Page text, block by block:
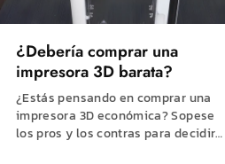
¿Debería comprar una
impresora 3D barata?
¿Estás pensando en comprar una
impresora 3D económica? Sopese
los pros y los contras para decidir